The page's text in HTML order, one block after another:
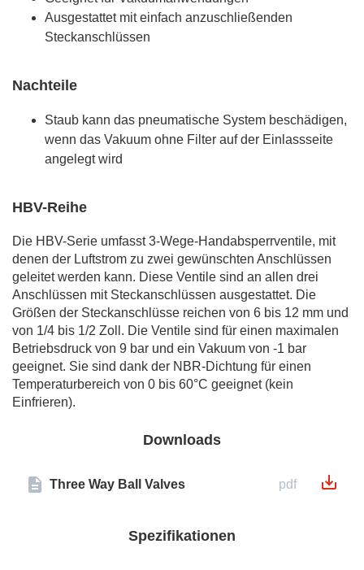
Ausgestattet mit einfach anzuschließenden
Steckanschlüssen
Nachteile
Staub kann das pneumatische System beschädigen,
wenn das Vakuum ohne Filter auf der Einlassseite
angelegt wird
HBV-Reihe
Die HBV-Serie umfasst 3-Wege-Handabsperrventile, mit
denen der Luftstrom zu zwei gewünschten Anschlüssen
geleitet werden kann. Diese Ventile sind an allen drei
Anschlüssen mit Steckanschlüssen ausgestattet. Die
Größen der Steckanschlüsse reichen von 6 bis 12 mm und
von 1/4 bis 1/2 Zoll. Die Ventile sind für einen maximalen
Betriebsdruck von 9 bar und ein Vakuum von -1 bar
geeignet. Sie sind dank der NBR-Dichtung für einen
Temperaturbereich von 0 bis 60°C geeignet (kein
Einfrieren).
Downloads
Three Way Ball Valves pdf
Spezifikationen